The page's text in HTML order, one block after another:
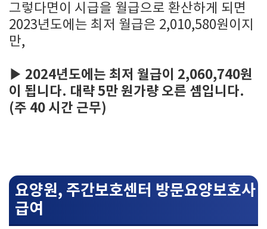
그렇다면이 시급을 월급으로 환산하게 되면
2023년도에는 최저 월급은 2,010,580원이지
만,
▶ 2024년도에는 최저 월급이 2,060,740원
이 됩니다. 대략 5만 원가량 오른 셈입니다.
(주 40 시간 근무)
요양원, 주간보호센터 방문요양보호사
급여